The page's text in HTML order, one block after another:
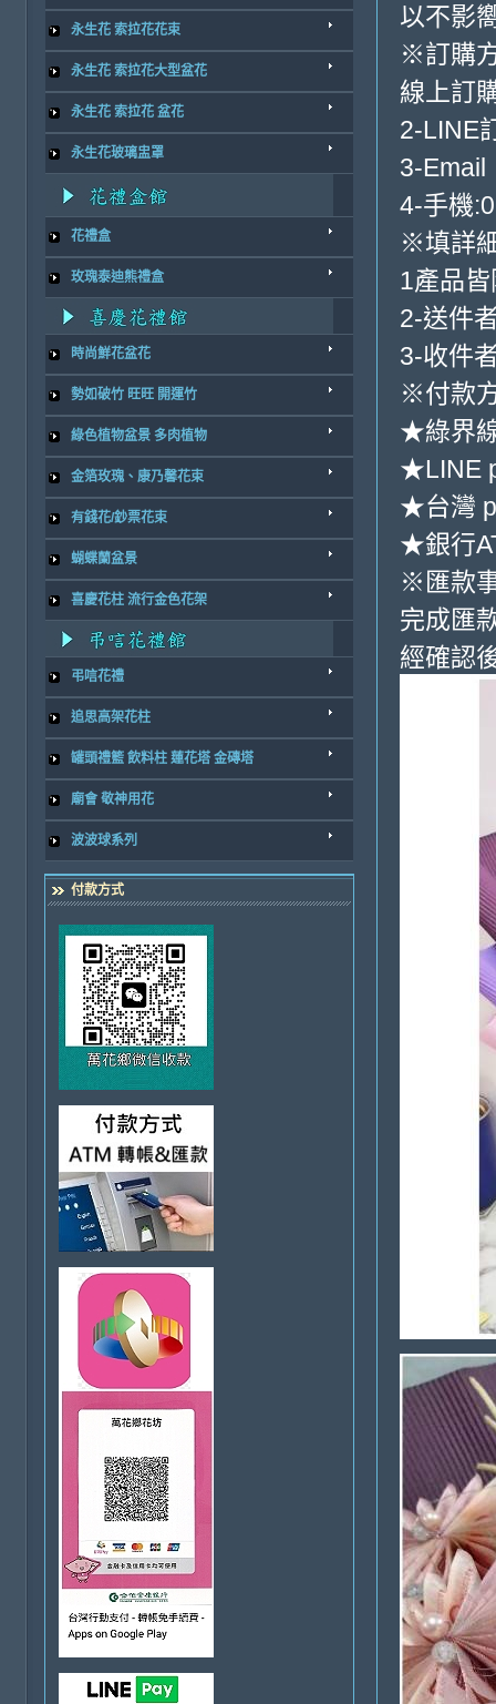
永生花 索拉花花束
永生花 索拉花大型盆花
永生花 索拉花 盆花
永生花玻璃盅罩
花禮盒
玫瑰泰迪熊禮盒
時尚鮮花盆花
勢如破竹 旺旺 開運竹
綠色植物盆景 多肉植物
金箔玫瑰、康乃馨花束
有錢花/鈔票花束
蝴蝶蘭盆景
喜慶花柱 流行金色花架
弔唁花禮
追思高架花柱
罐頭禮籃 飲料柱 蓮花塔 金磚塔
廟會 敬神用花
波波球系列
付款方式
以不影
※訂購
線上訂
2-LINE
3-Email
4-手機
※填詳
1產品
2-送件
3-收件
※付款
★綠界
★LINE
★台灣
★銀行
※匯款
完成匯
經確認